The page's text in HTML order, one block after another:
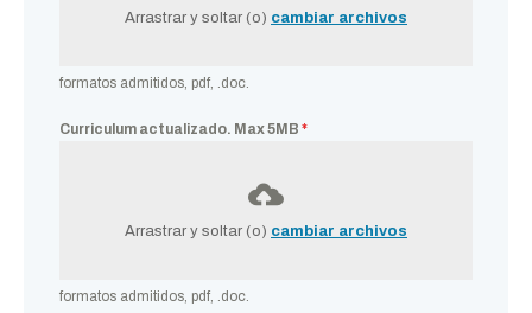
Arrastrar y soltar (o) cambiar archivos
formatos admitidos, pdf, .doc.
Curriculum actualizado. Max 5MB *
Arrastrar y soltar (o) cambiar archivos
formatos admitidos, pdf, .doc.